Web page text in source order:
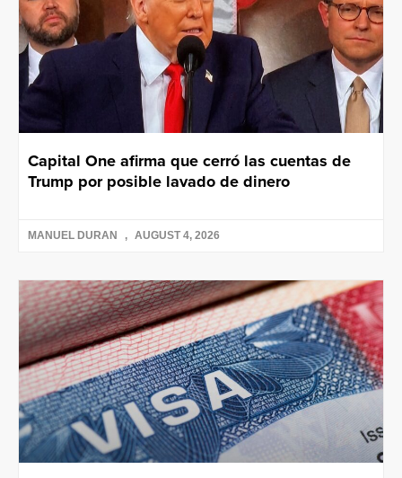
Capital One afirma que cerró las cuentas de
Trump por posible lavado de dinero
MANUEL DURAN AUGUST 4, 2026